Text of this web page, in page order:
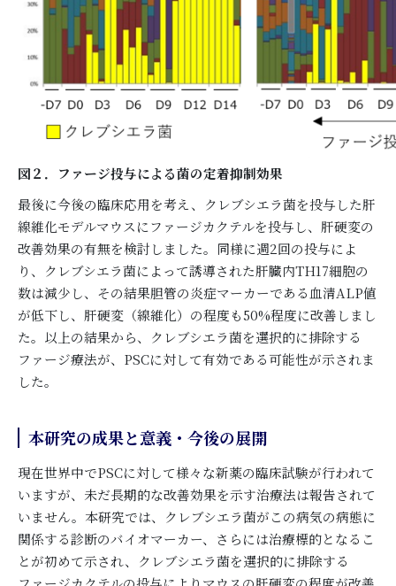
図２．ファージ投与による菌の定着抑制効果
最後に今後の臨床応用を考え、クレブシエラ菌を投与した肝
線維化モデルマウスにファージカクテルを投与し、肝硬変の
改善効果の有無を検討しました。同様に週2回の投与によ
り、クレブシエラ菌によって誘導された肝臓内TH17細胞の
数は減少し、その結果胆管の炎症マーカーである血清ALP値
が低下し、肝硬変（線維化）の程度も50%程度に改善しまし
た。以上の結果から、クレブシエラ菌を選択的に排除する
ファージ療法が、PSCに対して有効である可能性が示されま
した。
本研究の成果と意義・今後の展開
現在世界中でPSCに対して様々な新薬の臨床試験が行われて
いますが、未だ長期的な改善効果を示す治療法は報告されて
いません。本研究では、クレブシエラ菌がこの病気の病態に
関係する診断のバイオマーカー、さらには治療標的となるこ
とが初めて示され、クレブシエラ菌を選択的に排除する